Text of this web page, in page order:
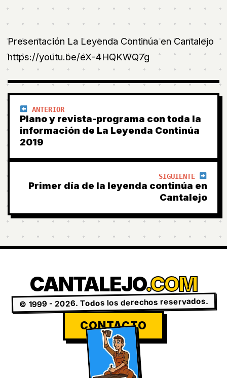
Presentación La Leyenda Continúa en Cantalejo
https://youtu.be/eX-4HQKWQ7g
ANTERIOR
Plano y revista-programa con toda la
información de La Leyenda Continúa
2019
SIGUIENTE
Primer día de la leyenda continúa en
Cantalejo
CANTALEJO.COM
© 1999 - 2026. Todos los derechos reservados.
CONTACTO